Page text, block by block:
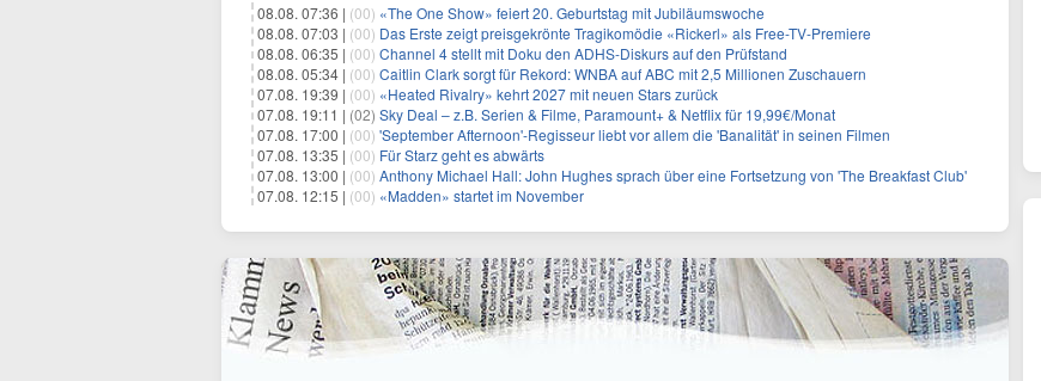
08.08. 07:36 | (00) «The One Show» feiert 20. Geburtstag mit Jubiläumswoche
08.08. 07:03 | (00) Das Erste zeigt preisgekrönte Tragikomödie «Rickerl» als Free-TV-Premiere
08.08. 06:35 | (00) Channel 4 stellt mit Doku den ADHS-Diskurs auf den Prüfstand
08.08. 05:34 | (00) Caitlin Clark sorgt für Rekord: WNBA auf ABC mit 2,5 Millionen Zuschauern
07.08. 19:39 | (00) «Heated Rivalry» kehrt 2027 mit neuen Stars zurück
07.08. 19:11 | (02) Sky Deal – z.B. Serien & Filme, Paramount+ & Netflix für 19,99€/Monat
07.08. 17:00 | (00) 'September Afternoon'-Regisseur liebt vor allem die 'Banalität' in seinen Filmen
07.08. 13:35 | (00) Für Starz geht es abwärts
07.08. 13:00 | (00) Anthony Michael Hall: John Hughes sprach über eine Fortsetzung von 'The Breakfast Club'
07.08. 12:15 | (00) «Madden» startet im November